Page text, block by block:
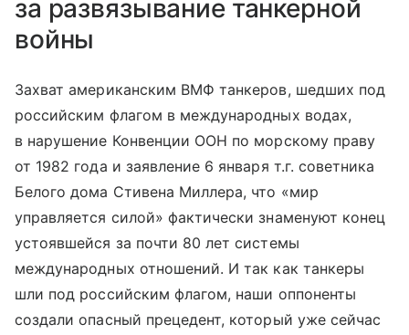
за развязывание танкерной
войны
Захват американским ВМФ танкеров, шедших под
российским флагом в международных водах,
в нарушение Конвенции ООН по морскому праву
от 1982 года и заявление 6 января т.г. советника
Белого дома Стивена Миллера, что «мир
управляется силой» фактически знаменуют конец
устоявшейся за почти 80 лет системы
международных отношений. И так как танкеры
шли под российским флагом, наши оппоненты
создали опасный прецедент, который уже сейчас